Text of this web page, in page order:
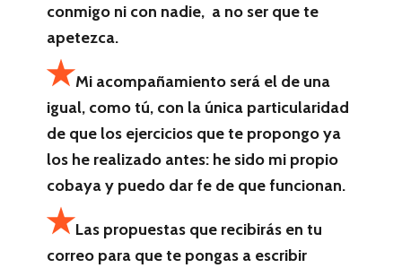
conmigo ni con nadie, a no ser que te
apetezca.
Mi acompañamiento será el de una
igual, como tú, con la única particularidad
de que los ejercicios que te propongo ya
los he realizado antes: he sido mi propio
cobaya y puedo dar fe de que funcionan.
Las propuestas que recibirás en tu
correo para que te pongas a escribir